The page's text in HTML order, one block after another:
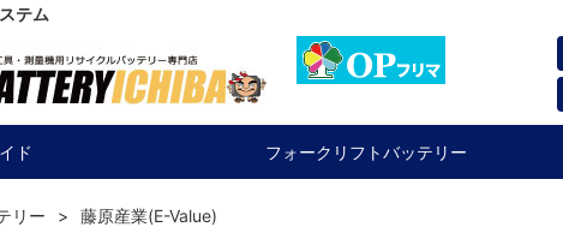
テム
ド フォークリフトバッテリー
リー 藤原産業(E-Value)